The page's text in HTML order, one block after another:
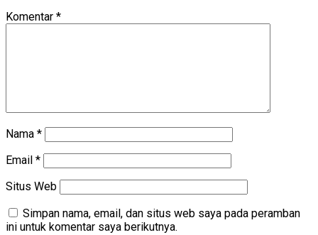
Komentar *
Nama *
Email *
Situs Web
Simpan nama, email, dan situs web saya pada peramban
ini untuk komentar saya berikutnya.